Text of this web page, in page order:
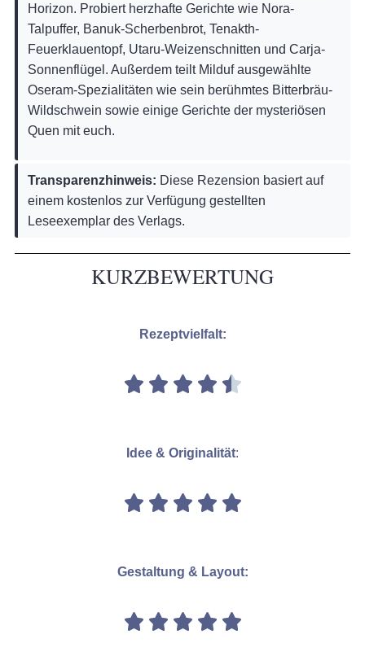
Horizon. Probiert herzhafte Gerichte wie Nora-
Talpuffer, Banuk-Scherbenbrot, Tenakth-
Feuerklauentopf, Utaru-Weizenschnitten und Carja-
Sonnenflügel. Außerdem teilt Milduf ausgewählte
Oseram-Spezialitäten wie sein berühmtes Bitterbräu-
Wildschwein sowie einige Gerichte der mysteriösen
Quen mit euch.
Transparenzhinweis: Diese Rezension basiert auf
einem kostenlos zur Verfügung gestellten
Leseexemplar des Verlags.
KURZBEWERTUNG
Rezeptvielfalt:
Idee & Originalität:
Gestaltung & Layout: